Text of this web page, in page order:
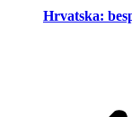
Hrvatska: